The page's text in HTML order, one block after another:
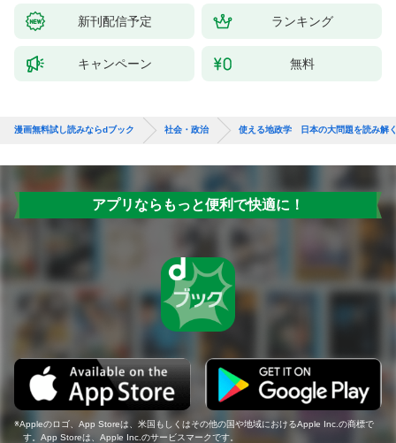
新刊配信予定 ランキング
キャンペーン 無料
漫画無料試し読みならdブック 社会・政治 使える地政学 日本の大問題を読み解
アプリならもっと便利で快適に！
Appleのロゴ、App Storeは、米国もしくはその他の国や地域におけるApple Inc.の商標で
す。App Storeは、Apple Inc.のサービスマークです。